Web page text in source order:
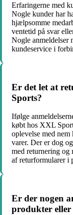
Erfaringerne med
Nogle kunder har
hjælpsomme
ventetid på svar
Nogle anmeldelser
kundeservice i
Er det let at
Sports?
Ifølge
købt hos XXL
oplevelse med
varer. Der er dog
med returnering
af returformularer i
Er der nogen
produkter